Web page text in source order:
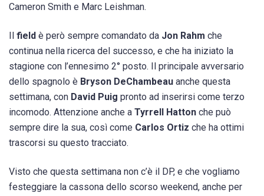
Cameron Smith e Marc Leishman.
Il field è però sempre comandato da Jon Rahm che
continua nella ricerca del successo, e che ha iniziato la
stagione con l’ennesimo 2° posto. Il principale avversario
dello spagnolo è Bryson DeChambeau anche questa
settimana, con David Puig pronto ad inserirsi come terzo
incomodo. Attenzione anche a Tyrrell Hatton che può
sempre dire la sua, così come Carlos Ortiz che ha ottimi
trascorsi su questo tracciato.
Visto che questa settimana non c’è il DP, e che vogliamo
festeggiare la cassona dello scorso weekend, anche per